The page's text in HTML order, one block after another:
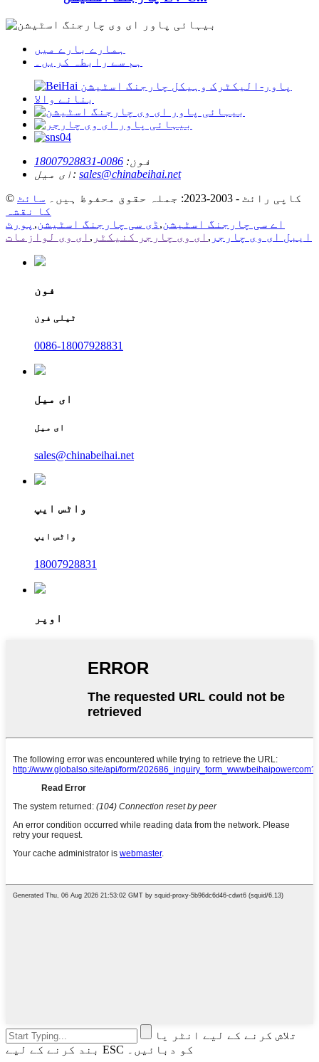
ہمارے بارے میں
ہم سے رابطہ کریں۔
فون: 0086-18007928831
ای میل: sales@chinabeihai.net
© کاپی رائٹ - 2003-2023: جملہ حقوق محفوظ ہیں۔
سائٹ
کا نقشہ
اے سی چارجنگ اسٹیشن, ڈی سی چارجنگ اسٹیشن, پورٹ
ایبل ای وی چارجر , ای وی چارجر کنیکٹر , ای وی لوازمات
فون
ٹیلی فون
0086-18007928831
ای میل
ای میل
sales@chinabeihai.net
واٹس ایپ
واٹس ایپ
18007928831
اوپر
تلاش کرنے کے لیے انٹر یا
بند کرنے کے لیے ESC کو دبائیں۔